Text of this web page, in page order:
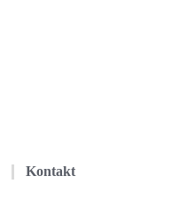
Kontakt